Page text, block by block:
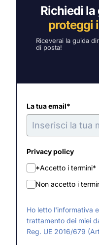
Richiedi
proteggi
Riceverai la guida
di posta!
La tua email*
Privacy policy
*Accetto i termini*
Non accetto i
Ho letto l'informativa
trattamento dei miei
Reg. UE 2016/679